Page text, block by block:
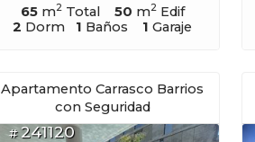
65m2Total 50 m2Edif
2 Dorm 1 Baños 1 Garaje
Apartamento Carrasco Barrios
con Seguridad
#241120